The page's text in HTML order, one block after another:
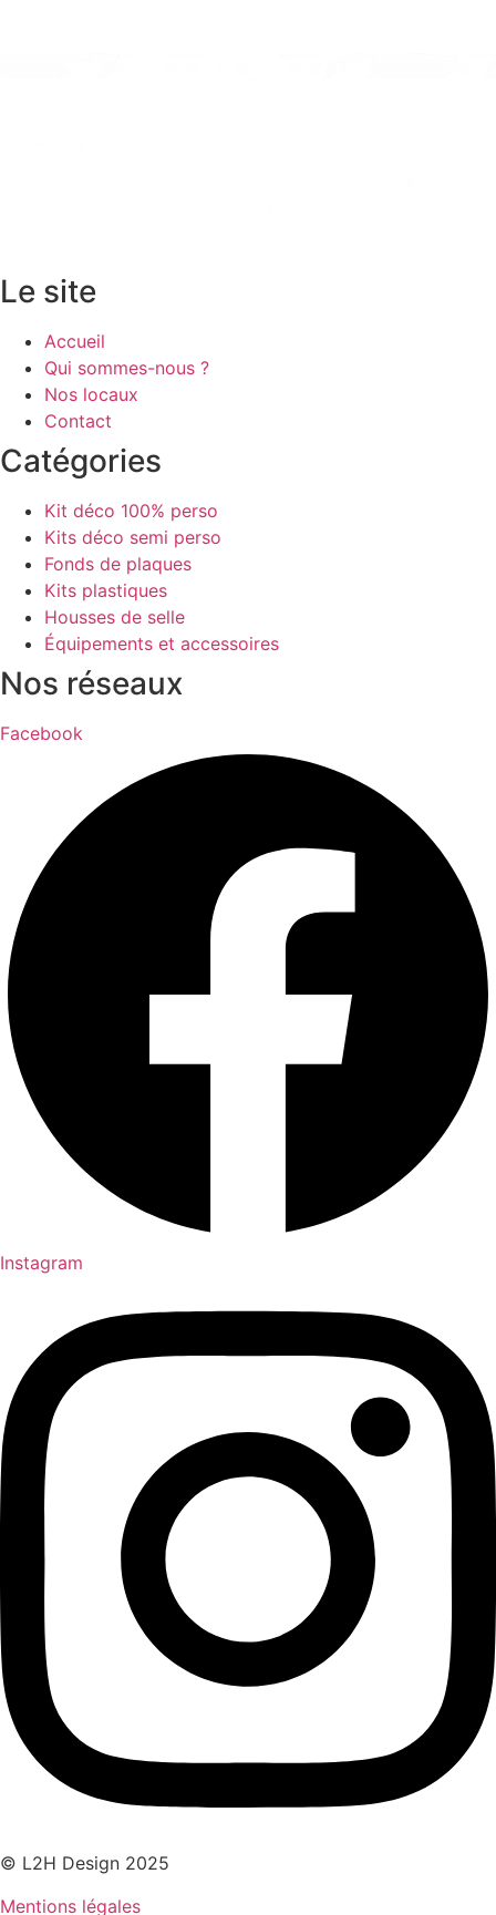
Le site
Accueil
Qui sommes-nous ?
Nos locaux
Contact
Catégories
Kit déco 100% perso
Kits déco semi perso
Fonds de plaques
Kits plastiques
Housses de selle
Équipements et accessoires
Nos réseaux
Facebook
Instagram
© L2H Design 2025
Mentions légales